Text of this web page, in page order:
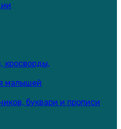
кросворды,
малышей
буквари и прописи